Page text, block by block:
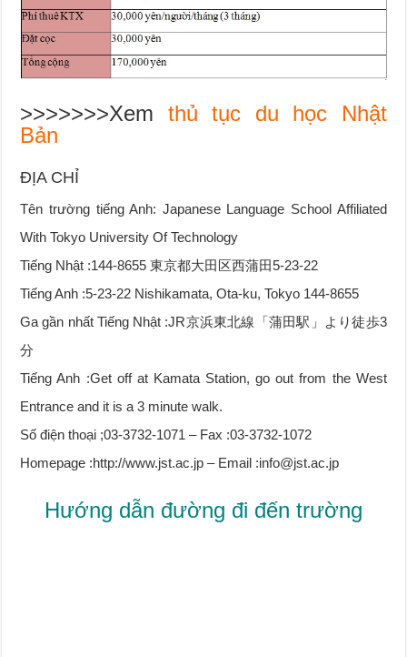
>>>>>>>Xem thủ tục du học Nhật
Bản
ĐỊA CHỈ
Tên trường tiếng Anh: Japanese Language School Affiliated
With Tokyo University Of Technology
Tiếng Nhật :144-8655 東京都大田区西蒲田5-23-22
Tiếng Anh :5-23-22 Nishikamata, Ota-ku, Tokyo 144-8655
Ga gần nhất Tiếng Nhật :JR京浜東北線「蒲田駅」より徒歩3
分
Tiếng Anh :Get off at Kamata Station, go out from the West
Entrance and it is a 3 minute walk.
Số điện thoại ;03-3732-1071 – Fax :03-3732-1072
Homepage :http://www.jst.ac.jp – Email :info@jst.ac.jp
Hướng dẫn đường đi đến trường